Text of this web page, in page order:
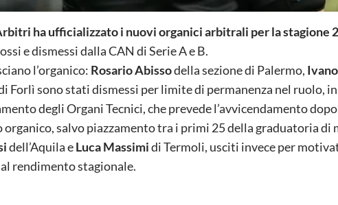
ha ufficializzato i nuovi organici arbitrali per la stagione
e dismessi dalla CAN di Serie A e B.
l’organico: Rosario Abissodella sezione di Palermo,
Forlì sono stati dismessi per limite di permanenza nel ruolo,
degli Organi Tecnici, che prevede l’avvicendamento
organico, salvo piazzamento tra i primi 25 della graduatoria di
dell’Aquila eLuca Massimidi Termoli, usciti invece per
rendimento stagionale.